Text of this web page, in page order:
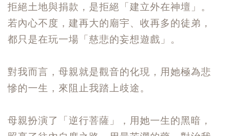
拒絕土地與捐款，是拒絕「建立外在神壇」。
若內心不度，建再大的廟宇、收再多的徒弟，
都只是在玩一場「慈悲的妄想遊戲」。
對我而言，母親就是觀音的化現，用她極為悲
慘的一生，來阻止我踏上歧途。
母親扮演了「逆行菩薩」，用她一生的黑暗，